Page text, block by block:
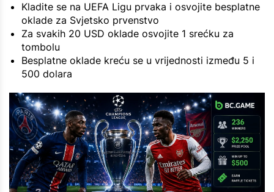
Kladite se na UEFA Ligu prvaka i osvojite besplatne
oklade za Svjetsko prvenstvo
Za svakih 20 USD oklade osvojite 1 srećku za
tombolu
Besplatne oklade kreću se u vrijednosti između 5 i
500 dolara